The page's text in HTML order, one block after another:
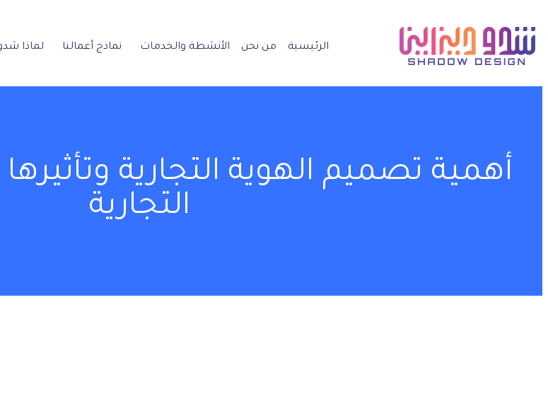
الرئيسية من نحن الأنشطة والخدمات نماذج أعمالنا لماذا
أهمية تصميم الهوية التجارية
التجارية